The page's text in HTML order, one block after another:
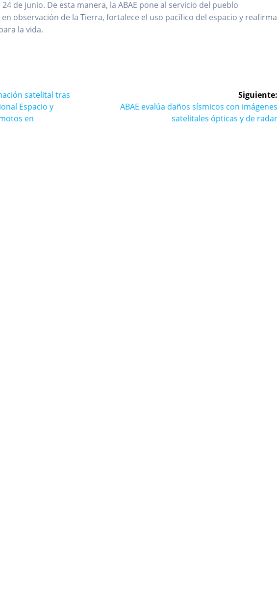
de junio. De esta manera, la ABAE pone al servicio del pueblo
observación de la Tierra, fortalece el uso pacífico del espacio y reafirma
la vida.
satelital tras
Espacio y
en
Siguiente:
Siguiente
ABAE evalúa daños sísmicos con imágenes
satelitales ópticas y de radar